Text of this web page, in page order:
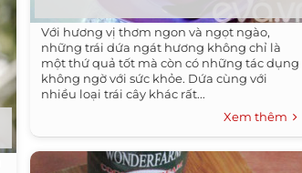
Với hương vị thơm ngon và ngọt ngào,
những trái dứa ngát hương không chỉ là
một thứ quả tốt mà còn có những tác dụng
không ngờ với sức khỏe. Dứa cùng với
nhiều loại trái cây khác rất...
Xem thêm